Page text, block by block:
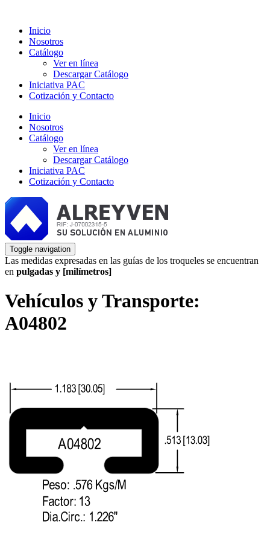
Inicio
Nosotros
Catálogo
Ver en línea
Descargar Catálogo
Iniciativa PAC
Cotización y Contacto
Inicio
Nosotros
Catálogo
Ver en línea
Descargar Catálogo
Iniciativa PAC
Cotización y Contacto
Toggle navigation
Las medidas expresadas en las guías de los troqueles se encuentran
en pulgadas y [milímetros]
Vehículos y Transporte:
A04802